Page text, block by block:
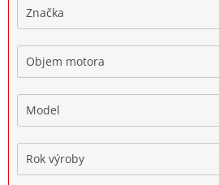
Značka
Objem motora
Model
Rok výroby